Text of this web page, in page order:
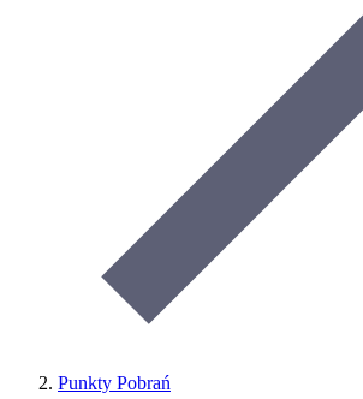
Punkty Pobrań